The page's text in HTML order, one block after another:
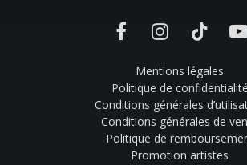
FacebookInstagramTikTok
Mentions légales
Politique de confidentialité
Conditions générales
Conditions générales de
Politique de
Promotion artistes